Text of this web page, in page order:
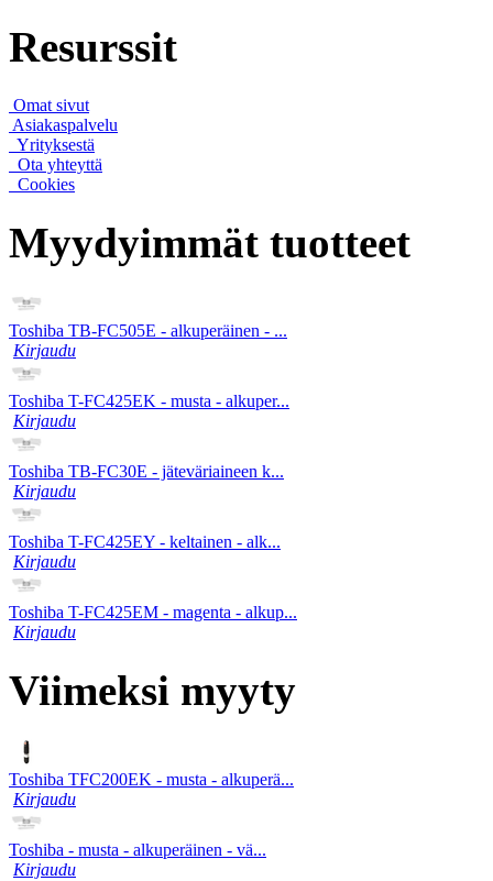
Resurssit
Omat sivut
Asiakaspalvelu
Yrityksestä
Ota yhteyttä
Cookies
Myydyimmät tuotteet
Toshiba TB-FC505E - alkuperäinen - ...
Kirjaudu
Toshiba T-FC425EK - musta - alkuper...
Kirjaudu
Toshiba TB-FC30E - jäteväriaineen k...
Kirjaudu
Toshiba T-FC425EY - keltainen - alk...
Kirjaudu
Toshiba T-FC425EM - magenta - alkup...
Kirjaudu
Viimeksi myyty
Toshiba TFC200EK - musta - alkuperä...
Kirjaudu
Toshiba - musta - alkuperäinen - vä...
Kirjaudu